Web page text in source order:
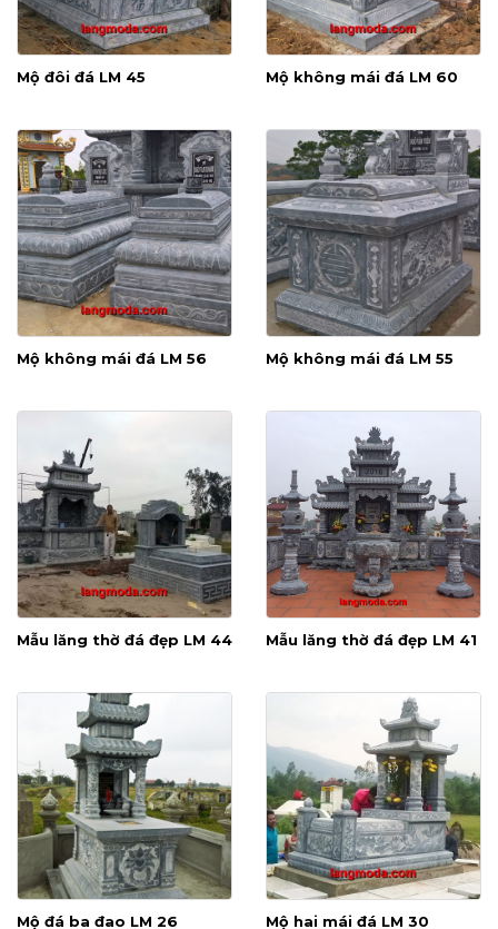
Mộ đôi đá LM 45 Mộ không mái đá LM 60
Mộ không mái đá LM 56 Mộ không mái đá LM 55
Mẫu lăng thờ đá đẹp LM 44 Mẫu lăng thờ đá đẹp LM 41
Mộ đá ba đao LM 26 Mộ hai mái đá LM 30